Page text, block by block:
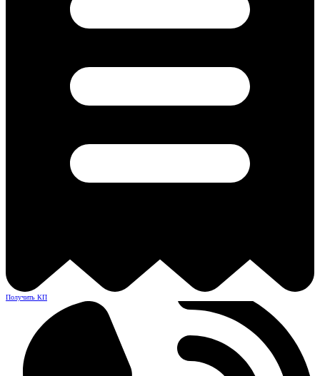
Получить КП